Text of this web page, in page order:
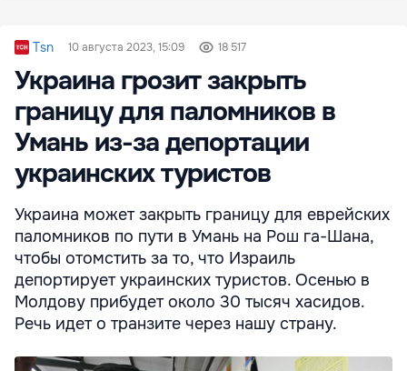
Tsn 10 августа 2023, 15:09 18 517
Украина грозит закрыть
границу для паломников в
Умань из-за депортации
украинских туристов
Украина может закрыть границу для еврейских
паломников по пути в Умань на Рош га-Шана,
чтобы отомстить за то, что Израиль
депортирует украинских туристов. Осенью в
Молдову прибудет около 30 тысяч хасидов.
Речь идет о транзите через нашу страну.